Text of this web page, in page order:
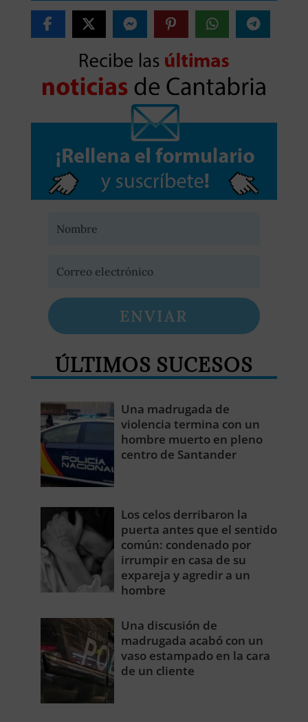
ENVIAR
ÚLTIMOS SUCESOS
Una madrugada de
violencia termina con un
hombre muerto en pleno
centro de Santander
Los celos derribaron la
puerta antes que el sentido
común: condenado por
irrumpir en casa de su
expareja y agredir a un
hombre
Una discusión de
madrugada acabó con un
vaso estampado en la cara
de un cliente